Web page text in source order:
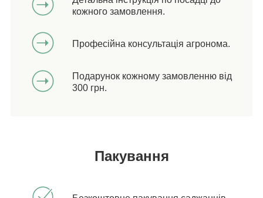
кожного замовлення.
Професійна консультація агронома.
Подарунок кожному замовленню від
300 грн.
Пакування